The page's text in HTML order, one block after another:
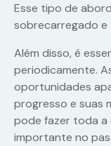
Esse tipo de
sobrecarregado e
Além disso, é
periodicamente.
oportunidades
progresso e suas
pode fazer toda a
importante no